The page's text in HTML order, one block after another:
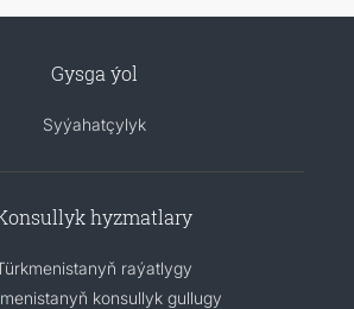
Gysga ýol
Syýahatçylyk
hyzmatlary
raýatlygy
konsullyk gullugy